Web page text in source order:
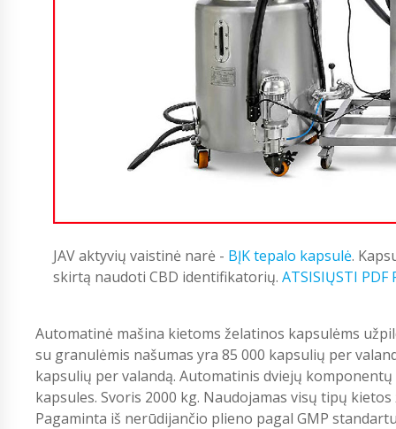
JAV aktyvių vaistinė narė - BĮK tepalo kapsulė.
skirtą naudoti CBD identifikatorių. ATSISIŲSTI PDF
Automatinė mašina kietoms želatinos kapsulėms
su granulėmis našumas yra 85 000 kapsulių per
kapsulių per valandą. Automatinis dviejų
kapsules. Svoris 2000 kg. Naudojamas visų tipų
Pagaminta iš nerūdijančio plieno pagal GMP